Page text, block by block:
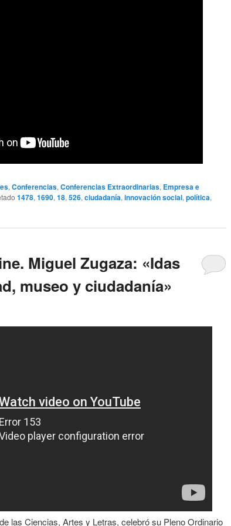
, Conferencias, Conferencias Extraordinarias, Empresa e
1478, 1690, 18, 526, ciudadanía, innovación social, política,
Miguel Zugaza: «Idas
museo y ciudadanía»
las Ciencias, Artes y Letras, celebró su Pleno Ordinario